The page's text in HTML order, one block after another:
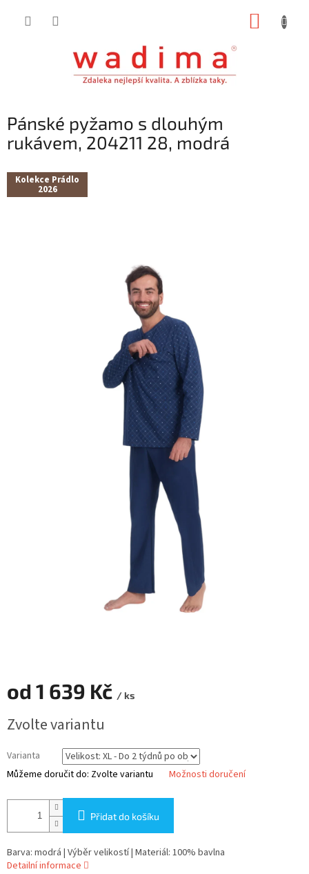
Pánské pyžamo s dlouhým
rukávem, 204211 28, modrá
Kolekce Prádlo
2026
od 1 639 Kč / ks
cena:
Zvolte variantu
Varianta
Můžeme doručit do: Zvolte variantu Možnosti doručení
Přidat do košíku
Barva: modrá | Výběr velikostí | Materiál: 100% bavlna
Detailní informace